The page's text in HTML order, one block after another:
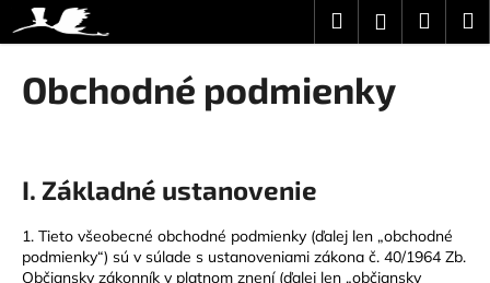
Prejsť
na
obsah
Hľadať
Obchodné podmienky
I. Základné ustanovenie
1. Tieto všeobecné obchodné podmienky (ďalej len „obchodné
podmienky“) sú v súlade s ustanoveniami zákona č. 40/1964 Zb.
Občiansky zákonník v platnom znení (ďalej len „občiansky
o
p
o
t
r